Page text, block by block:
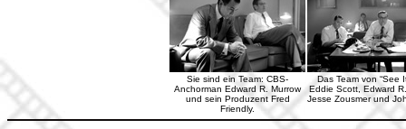
Sie sind ein Team: CBS-
Anchorman Edward R. Murrow
und sein Produzent Fred
Friendly.
Das Team von “See
Eddie Scott, Edward
Jesse Zousmer und